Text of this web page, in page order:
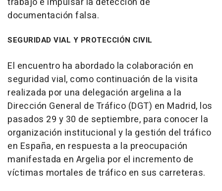
documentación falsa.
SEGURIDAD VIAL Y PROTECCIÓN CIVIL
El encuentro ha abordado la colaboración en
seguridad vial, como continuación de la visita
realizada por una delegación argelina a la
Dirección General de Tráfico (DGT) en Madrid, los
pasados 29 y 30 de septiembre, para conocer la
organización institucional y la gestión del tráfico
en España, en respuesta a la preocupación
manifestada en Argelia por el incremento de
víctimas mortales de tráfico en sus carreteras.